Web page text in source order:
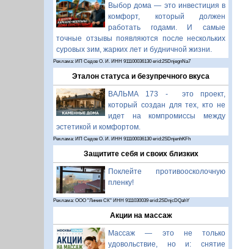
Выбор дома — это инвестиция в
комфорт, который должен
работать годами. И самые
точные отзывы появляются после нескольких
суровых зим, жарких лет и будничной жизни.
Реклама: ИП Седов О. И. ИНН 911100036130 erid:2SDnjegnNa7
Эталон статуса и безупречного вкуса
ВАЛЬМА 173 - это проект,
который создан для тех, кто не
идет на компромиссы между
эстетикой и комфортом.
Реклама: ИП Седов О. И. ИНН 911100036130 erid:2SDnjenhKFh
Защитите себя и своих близких
Поклейте противоосколочную
пленку!
Реклама: ООО "Линия СК" ИНН 9111030039 erid:2SDnjcDQahY
Акции на массаж
Массаж — это не только
удовольствие, но и: снятие